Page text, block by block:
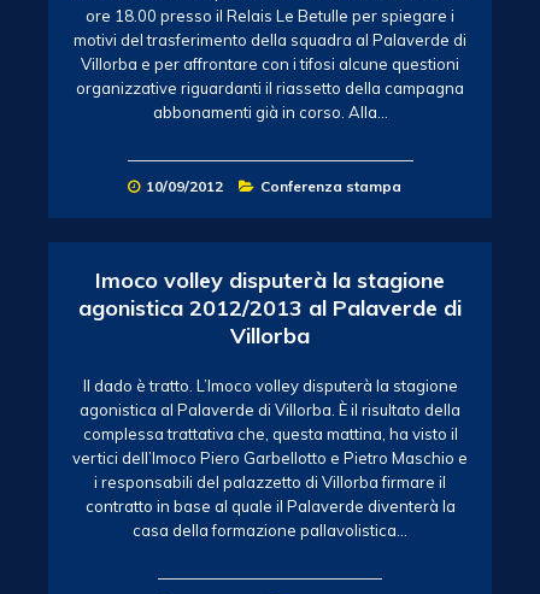
ore 18.00 presso il Relais Le Betulle per spiegare i
motivi del trasferimento della squadra al Palaverde di
Villorba e per affrontare con i tifosi alcune questioni
organizzative riguardanti il riassetto della campagna
abbonamenti già in corso. Alla…
10/09/2012 Conferenza stampa
Imoco volley disputerà la stagione
agonistica 2012/2013 al Palaverde di
Villorba
Il dado è tratto. L’Imoco volley disputerà la stagione
agonistica al Palaverde di Villorba. È il risultato della
complessa trattativa che, questa mattina, ha visto il
vertici dell’Imoco Piero Garbellotto e Pietro Maschio e
i responsabili del palazzetto di Villorba firmare il
contratto in base al quale il Palaverde diventerà la
casa della formazione pallavolistica…